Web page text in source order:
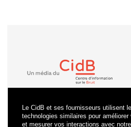
Le CidB et ses fournisseurs utilisent
technologies similaires pour améliorer
et mesurer vos interactions avec